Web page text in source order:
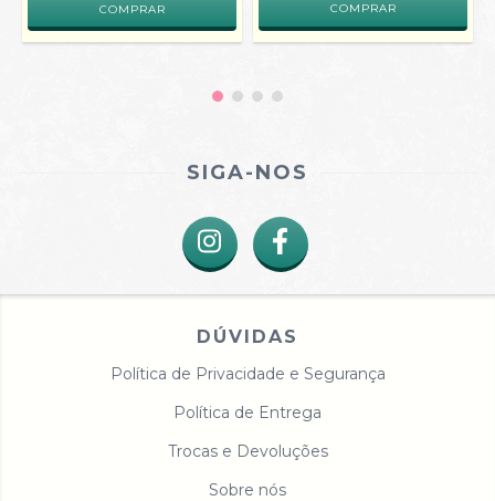
COMPRAR
SIGA-NOS
DÚVIDAS
Política de Privacidade e Segurança
Política de Entrega
Trocas e Devoluções
Sobre nós